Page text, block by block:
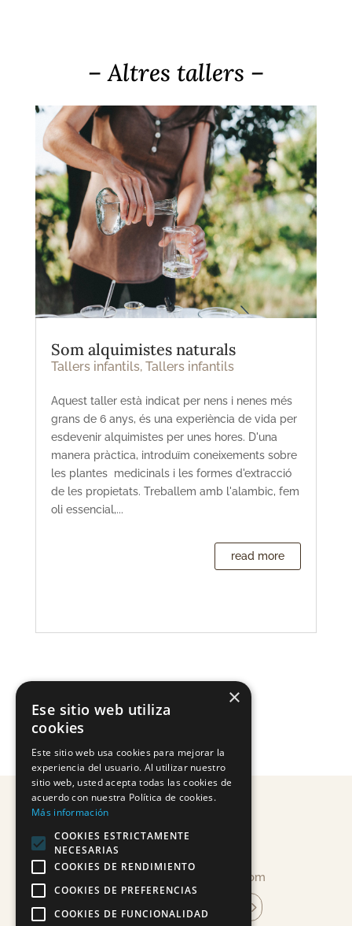
– Altres tallers –
Som alquimistes naturals
Tallers infantils, Tallers infantils
Aquest taller està indicat per nens i nenes més
grans de 6 anys, és una experiència de vida per
esdevenir alquimistes per unes hores. D'una
manera pràctica, introduïm coneixements sobre
les plantes medicinals i les formes d'extracció
de les propietats. Treballem amb l'alambic, fem
oli essencial,...
read more
info@mandragoracosmetica.com
suscríbete a la newsletter
×
Ese sitio web utiliza
cookies
Este sitio web usa cookies para mejorar la
experiencia del usuario. Al utilizar nuestro
sitio web, usted acepta todas las cookies de
acuerdo con nuestra Política de cookies.
Más información
COOKIES ESTRICTAMENTE
NECESARIAS
COOKIES DE RENDIMIENTO
COOKIES DE PREFERENCIAS
COOKIES DE FUNCIONALIDAD